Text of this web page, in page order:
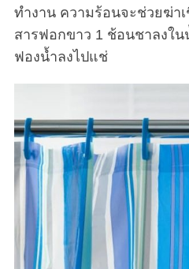
ทำงาน ความร้อนจะช่วยฆ่า
สารฟอกขาว 1 ช้อนชาลงใ
ฟองน้ำลงไปแช่